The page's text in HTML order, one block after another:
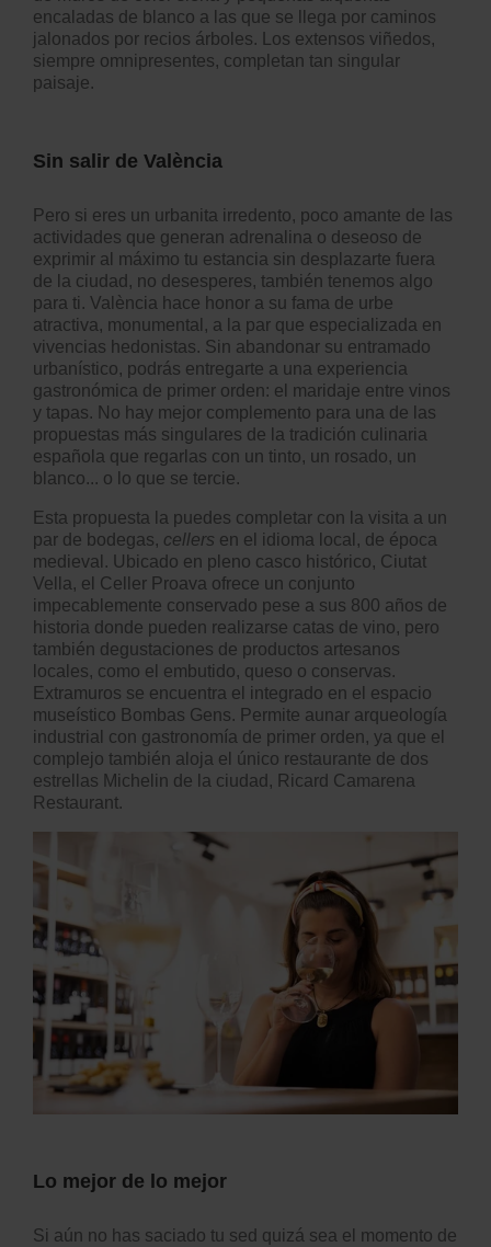
encaladas de blanco a las que se llega por caminos
jalonados por recios árboles. Los extensos viñedos,
siempre omnipresentes, completan tan singular
paisaje.
Sin salir de València
Pero si eres un urbanita irredento, poco amante de las
actividades que generan adrenalina o deseoso de
exprimir al máximo tu estancia sin desplazarte fuera
de la ciudad, no desesperes, también tenemos algo
para ti. València hace honor a su fama de urbe
atractiva, monumental, a la par que especializada en
vivencias hedonistas. Sin abandonar su entramado
urbanístico, podrás entregarte a una experiencia
gastronómica de primer orden: el maridaje entre vinos
y tapas. No hay mejor complemento para una de las
propuestas más singulares de la tradición culinaria
española que regarlas con un tinto, un rosado, un
blanco... o lo que se tercie.
Esta propuesta la puedes completar con la visita a un
par de bodegas, cellers en el idioma local, de época
medieval. Ubicado en pleno casco histórico, Ciutat
Vella, el Celler Proava ofrece un conjunto
impecablemente conservado pese a sus 800 años de
historia donde pueden realizarse catas de vino, pero
también degustaciones de productos artesanos
locales, como el embutido, queso o conservas.
Extramuros se encuentra el integrado en el espacio
museístico Bombas Gens. Permite aunar arqueología
industrial con gastronomía de primer orden, ya que el
complejo también aloja el único restaurante de dos
estrellas Michelin de la ciudad, Ricard Camarena
Restaurant.
Lo mejor de lo mejor
Si aún no has saciado tu sed quizá sea el momento de